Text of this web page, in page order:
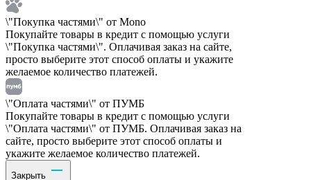
\"Покупка частями\" от Mono
Покупайте товары в кредит с помощью услуги
\"Покупка частями\". Оплачивая заказ на сайте,
просто выберите этот способ оплаты и укажите
желаемое количество платежей.
\"Оплата частями\" от ПУМБ
Покупайте товары в кредит с помощью услуги
\"Оплата частями\" от ПУМБ. Оплачивая заказ на
сайте, просто выберите этот способ оплаты и
укажите желаемое количество платежей.
Закрыть